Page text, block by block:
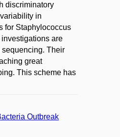
discriminatory
in
for Staphylococcus
are
Their
great
This scheme has
Outbreak